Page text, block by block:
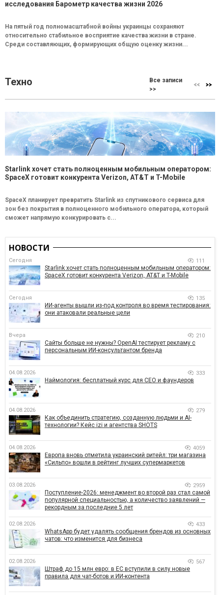
исследования Барометр качества жизни 2026
На пятый год полномасштабной войны украинцы сохраняют
относительно стабильное восприятие качества жизни в стране.
Среди составляющих, формирующих общую оценку жизни...
Техно
Все записи
>>
Starlink хочет стать полноценным мобильным оператором:
SpaceX готовит конкурента Verizon, AT&T и T-Mobile
SpaceX планирует превратить Starlink из спутникового сервиса для
зон без покрытия в полноценного мобильного оператора, который
сможет напрямую конкурировать с...
НОВОСТИ
Сегодня 111
Starlink хочет стать полноценным мобильным оператором:
SpaceX готовит конкурента Verizon, AT&T и T-Mobile
Сегодня 135
ИИ-агенты вышли из-под контроля во время тестирования:
они атаковали реальные цели
Вчера 210
Сайты больше не нужны? OpenAI тестирует рекламу с
персональным ИИ-консультантом бренда
04.08.2026 333
Наймология: бесплатный курс для CEO и фаундеров
04.08.2026 279
Как объединить стратегию, созданную людьми и AI-
технологии? Кейс izi и агентства SHOTS
04.08.2026 4059
Европа вновь отметила украинский ритейл: три магазина
«Сильпо» вошли в рейтинг лучших супермаркетов
03.08.2026 2959
Поступление-2026: менеджмент во второй раз стал самой
популярной специальностью, а количество заявлений —
рекордным за последние 5 лет
02.08.2026 433
WhatsApp будет удалять сообщения брендов из основных
чатов: что изменится для бизнеса
02.08.2026 567
Штраф до 15 млн евро: в ЕС вступили в силу новые
правила для чат-ботов и ИИ-контента